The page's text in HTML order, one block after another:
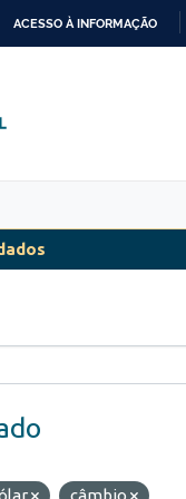
ACESSO À INFORMAÇÃO
câmbio